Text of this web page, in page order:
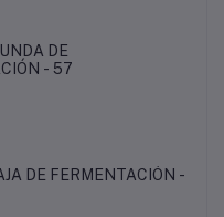
DE
- 57
DE FERMENTACIÓN -